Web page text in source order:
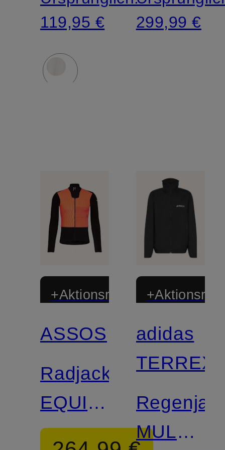
119,95 €
299,99 €
+Aktionsrabatt
ASSOS
Radjacke
EQUIPE
R
Zertifiziert
adidas
TERREX
MULTI